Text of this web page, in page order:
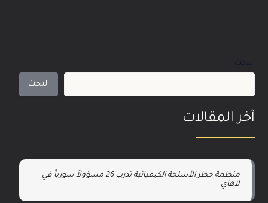
البحث
آخر المقالات
منظمة حظر الأسلحة الكيميائية تدرب 26 مسؤولاً سورياً في
لاهاي